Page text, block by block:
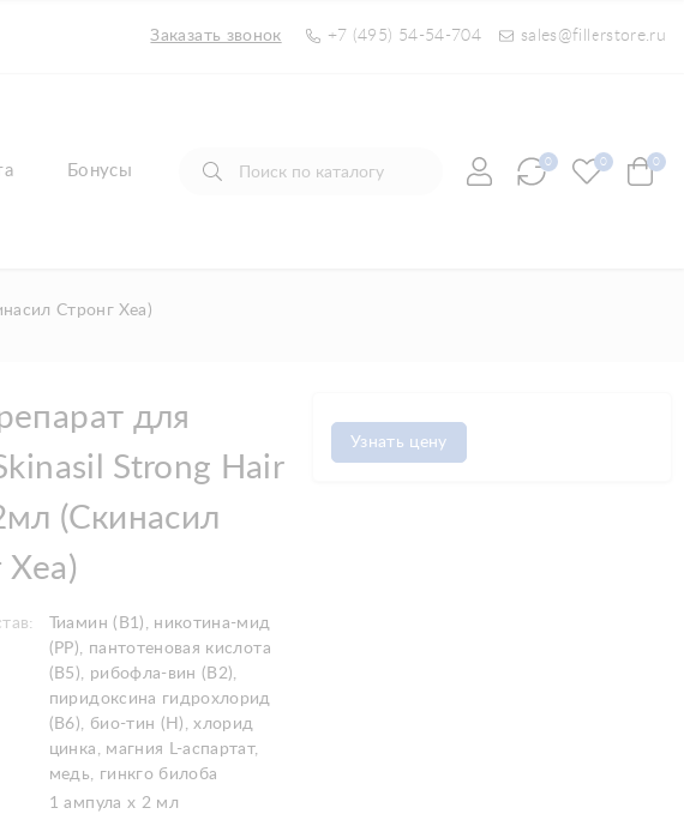
Заказать звонок +7 (495) 54-54-704 sales@fillerstore.ru
Бонусы 0 0 0
Стронг Хеа)
для
Strong Hair
(Скинасил
Хеа)
Тиамин (В1), никотина-мид
(РР), пантотеновая кислота
(В5), рибофла-вин (В2),
пиридоксина гидрохлорид
(В6), био-тин (Н), хлорид
цинка, магния L-аспартат,
медь, гинкго билоба
1 ампула x 2 мл
Узнать цену